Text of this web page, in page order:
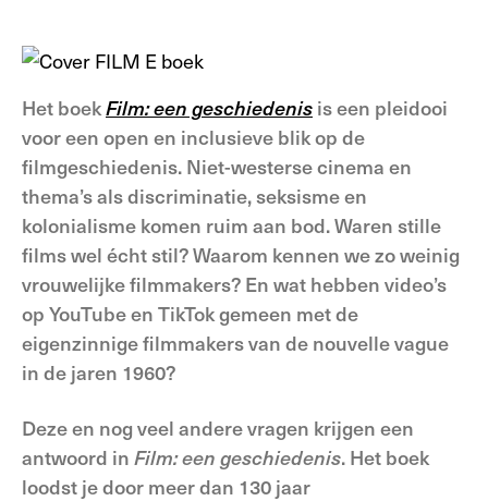
Het boekFilm: een geschiedenis is een pleidooi
voor een open en inclusieve blik op de
filmgeschiedenis. Niet-westerse cinema en
thema’s als discriminatie, seksisme en
kolonialisme komen ruim aan bod. Waren stille
films wel écht stil? Waarom kennen we zo weinig
vrouwelijke filmmakers? En wat hebben video’s
op YouTube en TikTok gemeen met de
eigenzinnige filmmakers van de nouvelle vague
in de jaren 1960?
Deze en nog veel andere vragen krijgen een
antwoord in Film: een geschiedenis. Het boek
loodst je door meer dan 130 jaar